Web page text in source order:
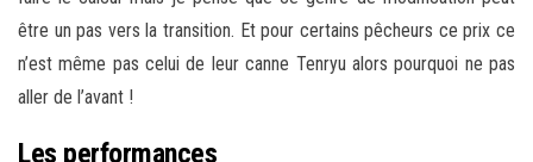
être un pas vers la transition. Et pour certains pêcheurs ce prix ce
n’est même pas celui de leur canne Tenryu alors pourquoi ne pas
aller de l’avant !
Les performances